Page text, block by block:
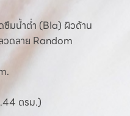
ซึมน้ำต่ำ (BIa) ผิวด้าน
ดลาย Random
ตรม.)